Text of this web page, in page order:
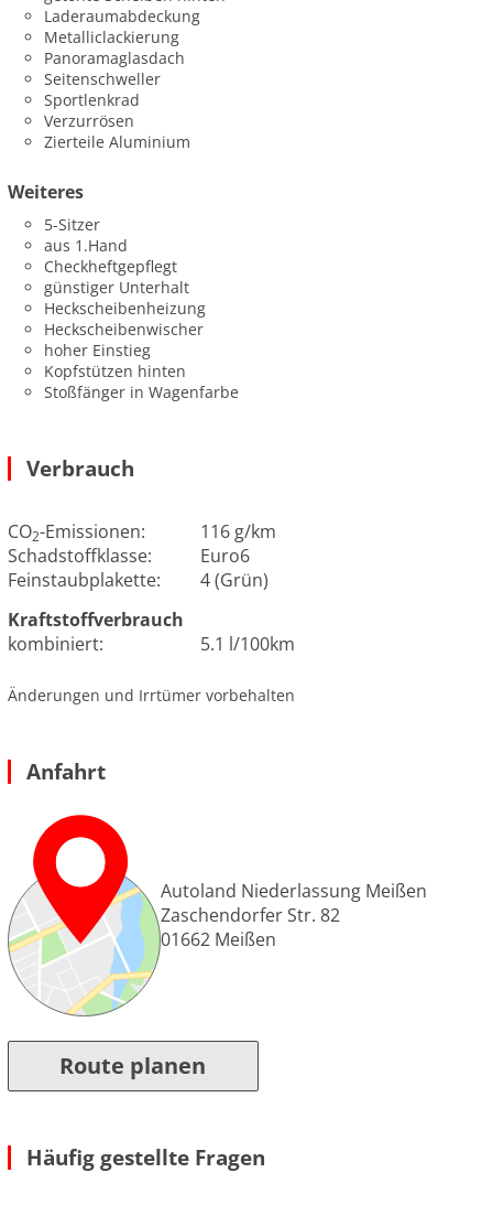
Laderaumabdeckung
Metalliclackierung
Panoramaglasdach
Seitenschweller
Sportlenkrad
Verzurrösen
Zierteile Aluminium
Weiteres
5-Sitzer
aus 1.Hand
Checkheftgepflegt
günstiger Unterhalt
Heckscheibenheizung
Heckscheibenwischer
hoher Einstieg
Kopfstützen hinten
Stoßfänger in Wagenfarbe
Verbrauch
CO2-Emissionen:
116 g/km
Schadstoffklasse:
Euro6
Feinstaubplakette:
4 (Grün)
Kraftstoffverbrauch
kombiniert:
5.1 l/100km
Änderungen und Irrtümer vorbehalten
Anfahrt
Autoland Niederlassung Meißen
Zaschendorfer Str. 82
01662 Meißen
Route planen
Häufig gestellte Fragen